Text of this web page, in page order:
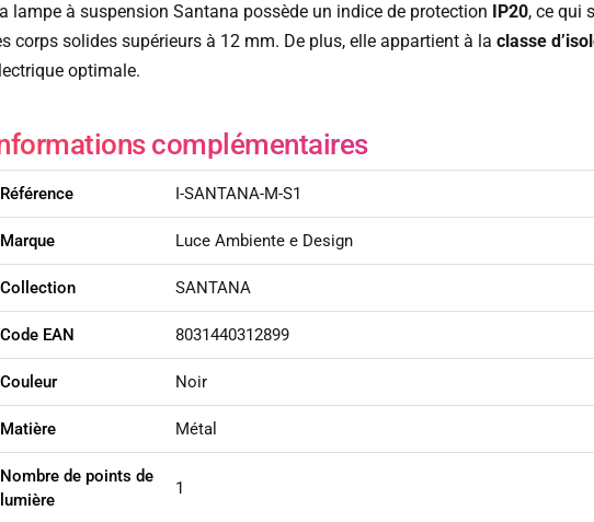
lampe à suspension Santana possède un indice de protection IP20, ce qui
corps solides supérieurs à 12 mm. De plus, elle appartient à la classe
optimale.
complémentaires
Référence I-SANTANA-M-S1
Marque Luce Ambiente e Design
Collection SANTANA
Code EAN 8031440312899
Couleur Noir
Matière Métal
Nombre de points de
lumière
1